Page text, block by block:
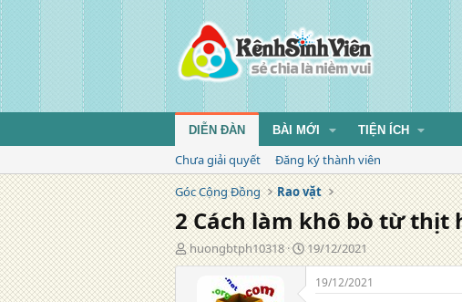
DIỄN ĐÀN BÀI MỚI TIỆN ÍCH
Chưa giải quyết
Đăng ký thành viên
Góc Cộng Đồng
Rao vặt
2 Cách làm khô bò từ thịt
T
á
huongbtph10318
N
g
19/12/2021
19/12/2021